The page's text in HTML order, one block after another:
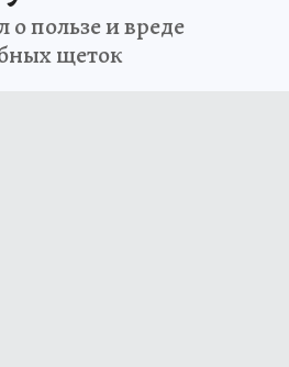
о пользе и вреде
щеток